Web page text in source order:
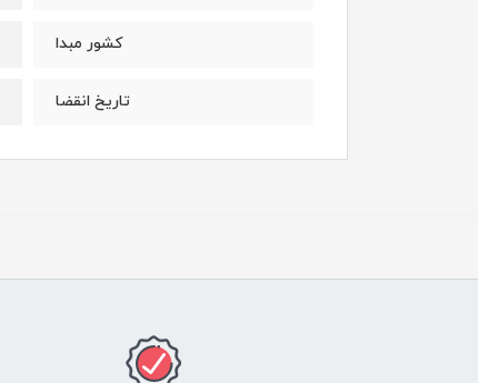
کشور مبدا
تاریخ انقضا